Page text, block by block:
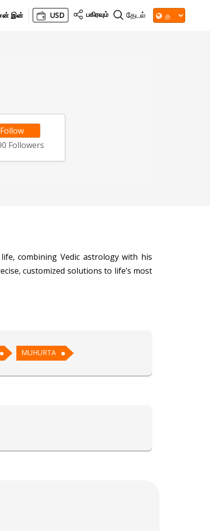
இன் USD பகிரவும் தேடல்
Follow
Followers
combining Vedic astrology with his
customized solutions to life’s most
is to empower you to overcome
MUHURTA